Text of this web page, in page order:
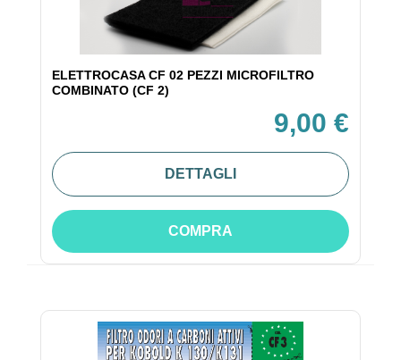
ELETTROCASA CF 02 PEZZI MICROFILTRO
COMBINATO (CF 2)
9,00 €
DETTAGLI
COMPRA